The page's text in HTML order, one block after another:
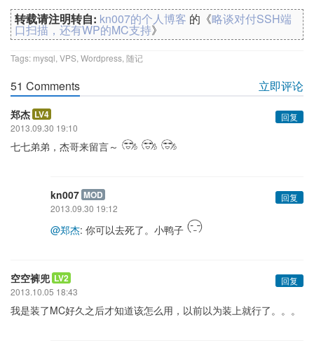
转载请注明转自: kn007的个人博客 的《略谈对付SSH端
口扫描，还有WP的MC支持》
Tags: mysql VPS Wordpress 随记
51 Comments 立即评论
郑杰 LV4
回复
2013.09.30 19:10
七七弟弟，杰哥来留言～
kn007 MOD
回复
2013.09.30 19:12
@郑杰: 你可以去死了。小鸭子
空空裤兜 LV2
回复
2013.10.05 18:43
我是装了MC好久之后才知道该怎么用，以前以为装上就行了。。。